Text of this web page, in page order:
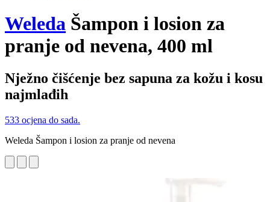
Weleda Šampon i losion za
pranje od nevena, 400 ml
Nježno čišćenje bez sapuna za kožu i kosu
najmlađih
533 ocjena do sada.
Weleda Šampon i losion za pranje od nevena